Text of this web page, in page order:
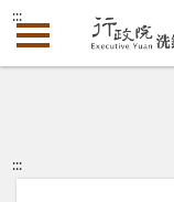
:::
:::